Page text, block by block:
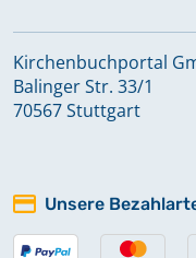
Kirchenbuchportal
Balinger Str. 33/1
70567 Stuttgart
Unsere